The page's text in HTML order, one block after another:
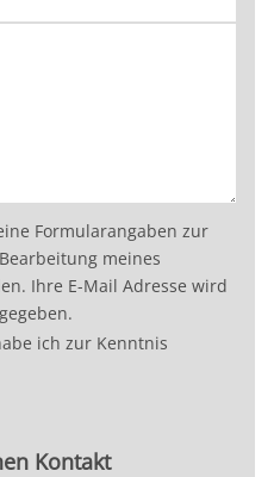
Formularangaben zur
meines
Ihre E-Mail Adresse wird
ich zur Kenntnis
Kontakt